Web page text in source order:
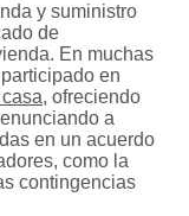
y suministro
de
En muchas
en
, ofreciendo
a
en un acuerdo
como la
contingencias